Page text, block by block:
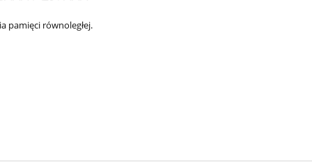
pamięci równoległej.